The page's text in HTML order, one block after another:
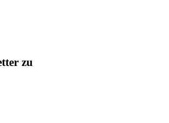
zu